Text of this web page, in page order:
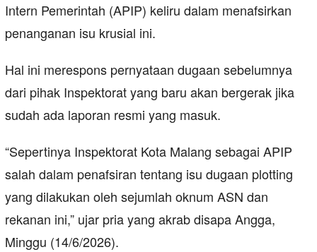
Intern Pemerintah (APIP) keliru dalam menafsirkan
penanganan isu krusial ini.
Hal ini merespons pernyataan dugaan sebelumnya
dari pihak Inspektorat yang baru akan bergerak jika
sudah ada laporan resmi yang masuk.
“Sepertinya Inspektorat Kota Malang sebagai APIP
salah dalam penafsiran tentang isu dugaan plotting
yang dilakukan oleh sejumlah oknum ASN dan
rekanan ini,” ujar pria yang akrab disapa Angga,
Minggu (14/6/2026).